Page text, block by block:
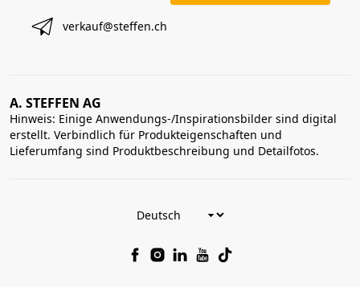
verkauf@steffen.ch
A. STEFFEN AG
Hinweis: Einige Anwendungs-/Inspirationsbilder sind digital
erstellt. Verbindlich für Produkteigenschaften und
Lieferumfang sind Produktbeschreibung und Detailfotos.